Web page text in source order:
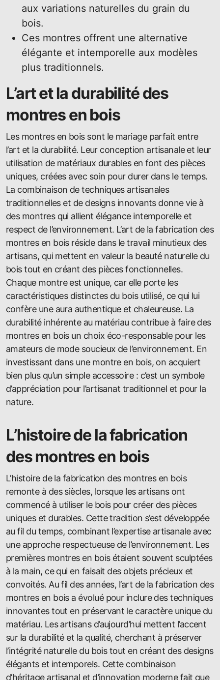
aux variations naturelles du grain du
bois.
Ces montres offrent une alternative
élégante et intemporelle aux modèles
plus traditionnels.
L’art et la durabilité des
montres en bois
Les montres en bois sont le mariage parfait entre
l’art et la durabilité. Leur conception artisanale et leur
utilisation de matériaux durables en font des pièces
uniques, créées avec soin pour durer dans le temps.
La combinaison de techniques artisanales
traditionnelles et de designs innovants donne vie à
des montres qui allient élégance intemporelle et
respect de l’environnement. L’art de la fabrication des
montres en bois réside dans le travail minutieux des
artisans, qui mettent en valeur la beauté naturelle du
bois tout en créant des pièces fonctionnelles.
Chaque montre est unique, car elle porte les
caractéristiques distinctes du bois utilisé, ce qui lui
confère une aura authentique et chaleureuse. La
durabilité inhérente au matériau contribue à faire des
montres en bois un choix éco-responsable pour les
amateurs de mode soucieux de l’environnement. En
investissant dans une montre en bois, on acquiert
bien plus qu’un simple accessoire : c’est un symbole
d’appréciation pour l’artisanat traditionnel et pour la
nature.
L’histoire de la fabrication
des montres en bois
L’histoire de la fabrication des montres en bois
remonte à des siècles, lorsque les artisans ont
commencé à utiliser le bois pour créer des pièces
uniques et durables. Cette tradition s’est développée
au fil du temps, combinant l’expertise artisanale avec
une approche respectueuse de l’environnement. Les
premières montres en bois étaient souvent sculptées
à la main, ce qui en faisait des objets précieux et
convoités. Au fil des années, l’art de la fabrication des
montres en bois a évolué pour inclure des techniques
innovantes tout en préservant le caractère unique du
matériau. Les artisans d’aujourd’hui mettent l’accent
sur la durabilité et la qualité, cherchant à préserver
l’intégrité naturelle du bois tout en créant des designs
élégants et intemporels. Cette combinaison
d’héritage artisanal et d’innovation moderne fait que